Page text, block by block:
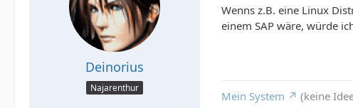
Deinorius
Najarenthur
Wenns z.B. eine Linux
einem SAP wäre, würde
Mein System (keine